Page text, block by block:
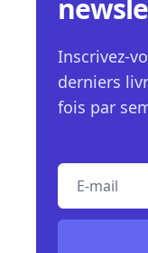
Inscrivez-
derniers
fois par